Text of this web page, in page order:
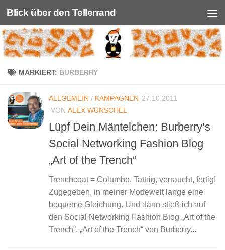
Unter dem Inhalt
Blick über den Tellerrand
MARKIERT: BURBERRY
ALLGEMEIN / KAMPAGNEN 27.10.2011
VON ALEX WUNSCHEL
Lüpf Dein Mäntelchen: Burberry’s
Social Networking Fashion Blog
„Art of the Trench“
Trenchcoat = Columbo. Tattrig, verraucht, fertig!
Zugegeben, in meiner Modewelt lange eine
bequeme Gleichung. Und dann stieß ich auf
den Social Networking Fashion Blog „Art of the
Trench“. „Art of the Trench“ von Burberry...